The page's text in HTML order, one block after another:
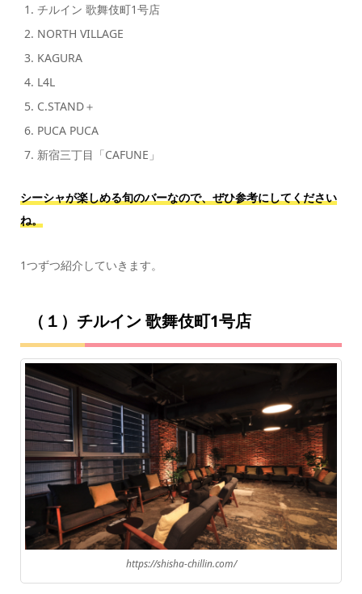
チルイン 歌舞伎町1号店
NORTH VILLAGE
KAGURA
L4L
C.STAND＋
PUCA PUCA
新宿三丁目「CAFUNE」
シーシャが楽しめる旬のバーなので、ぜひ参考にしてください
ね。
1つずつ紹介していきます。
（１）チルイン 歌舞伎町1号店
https://shisha-chillin.com/